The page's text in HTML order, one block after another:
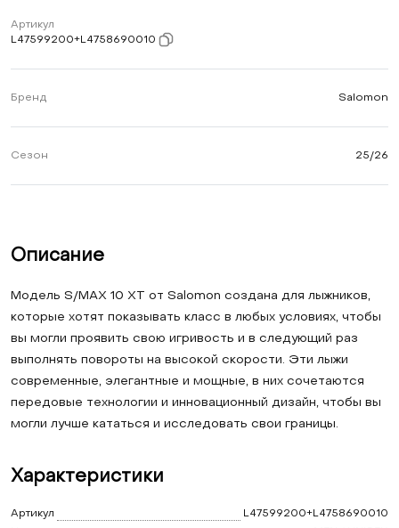
Артикул
L47599200+L4758690010
Бренд Salomon
Сезон 25/26
Описание
Модель S/MAX 10 XT от Salomon создана для лыжников,
которые хотят показывать класс в любых условиях, чтобы
вы могли проявить свою игривость и в следующий раз
выполнять повороты на высокой скорости. Эти лыжи
современные, элегантные и мощные, в них сочетаются
передовые технологии и инновационный дизайн, чтобы вы
могли лучше кататься и исследовать свои границы.
Характеристики
Артикул
L47599200+L4758690010